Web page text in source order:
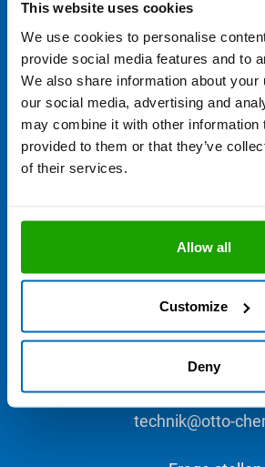
This website uses cookies
We use cookies to personalise
provide social media features and to
We also share information about your
our social media, advertising and
may combine it with other information
provided to them or that they’ve
of their services.
Allow all
Customize
Deny
Sie benötigen Hilfe
aktuellen
Uhr und Fr. von 7.00 bis 13.00 Uhr
Ihre Anfrage.
+49 8684 908
technik@otto-